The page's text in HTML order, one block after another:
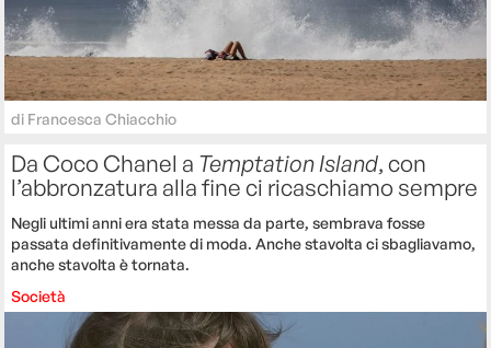
di Francesca Chiacchio
Da Coco Chanel a Temptation Island, con
l’abbronzatura alla fine ci ricaschiamo sempre
Negli ultimi anni era stata messa da parte, sembrava fosse
passata definitivamente di moda. Anche stavolta ci sbagliavamo,
anche stavolta è tornata.
Società